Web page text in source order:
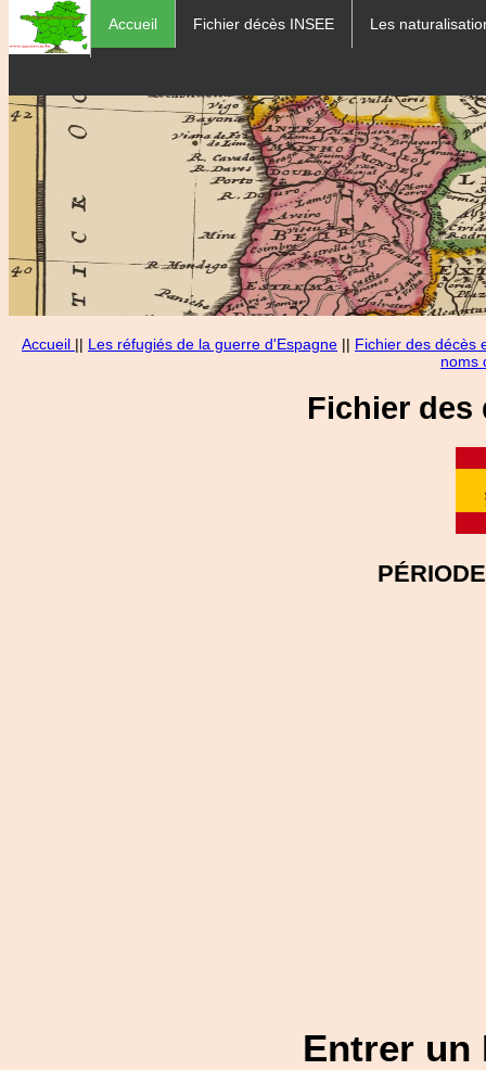
Accueil Fichier décès INSEE Les
Accueil || Les réfugiés de la guerre d'Espagne || Fichier des décès
noms
Fichier des
Entrer un